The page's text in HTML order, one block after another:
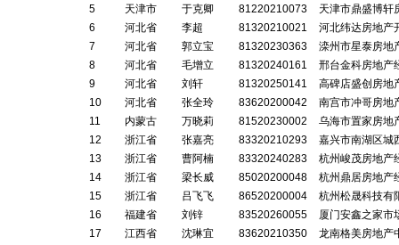
5
天津市 于克卿 81220210073
天津市鼎盛博轩
6
河北省 李超 81320210021
河北纬达房地产
7
河北省 郭立宝 81320230363
滦州市星泰房地
8
河北省 毛增立 81320240161
邢台金科房地产
9
河北省 刘轩 81320250141
高碑店盛创房地
10
河北省 张全玲 83620200042
南宫市冲哥房地
11
内蒙古 万晓莉 81520230002
乌海市置家房地
12
浙江省 张嘉亮 83320210293
嘉兴市南湖区城
13
浙江省 曹阿楠 83320240283
杭州峻茂房地产
14
浙江省 梁长威 85020200048
杭州鼎居房地产
15
浙江省 吕飞飞 86520200004
杭州松晟科技有
16
福建省 刘锌 83520260055
厦门安鑫之家市
17
江西省 沈琳宜 83620210350
龙南格美房地产